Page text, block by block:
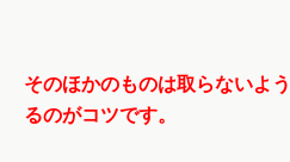
そのほかのものは取らないよ
るのがコツです。